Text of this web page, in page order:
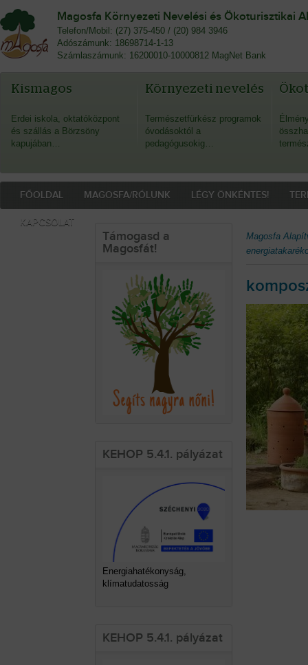
Magosfa Környezeti Nevelési és Ökoturisztikai
Telefon/Mobil: (27) 375-450 / (20) 984 3946
Adószámunk: 18698714-1-13
Számlaszámunk: 16200010-10000812 MagNet Bank
Kismagos
Erdei iskola, oktatóközpont
és szállás a Börzsöny
kapujában…
Környezeti nevelés
Természetfürkész programok
óvodásoktól a
pedagógusokig…
FŐOLDAL MAGOSFA/RÓLUNK LÉGY ÖNKÉNTES!
KAPCSOLAT
Támogasd a
Magosfát!
KEHOP 5.4.1. pályázat
Energiahatékonyság,
klímatudatosság
KEHOP 5.4.1. pályázat
Magosfa